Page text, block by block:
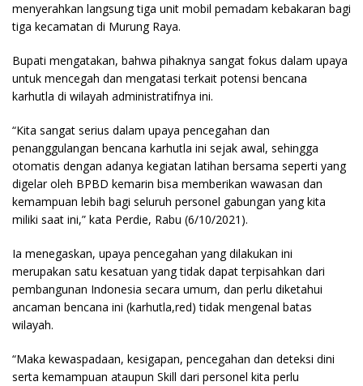
menyerahkan langsung tiga unit mobil pemadam kebakaran bagi
tiga kecamatan di Murung Raya.
Bupati mengatakan, bahwa pihaknya sangat fokus dalam upaya
untuk mencegah dan mengatasi terkait potensi bencana
karhutla di wilayah administratifnya ini.
“Kita sangat serius dalam upaya pencegahan dan
penanggulangan bencana karhutla ini sejak awal, sehingga
otomatis dengan adanya kegiatan latihan bersama seperti yang
digelar oleh BPBD kemarin bisa memberikan wawasan dan
kemampuan lebih bagi seluruh personel gabungan yang kita
miliki saat ini,” kata Perdie, Rabu (6/10/2021).
Ia menegaskan, upaya pencegahan yang dilakukan ini
merupakan satu kesatuan yang tidak dapat terpisahkan dari
pembangunan Indonesia secara umum, dan perlu diketahui
ancaman bencana ini (karhutla,red) tidak mengenal batas
wilayah.
“Maka kewaspadaan, kesigapan, pencegahan dan deteksi dini
serta kemampuan ataupun Skill dari personel kita perlu